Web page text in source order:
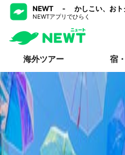
NEWT - かしこい、おト
NEWTアプリでひらく
海外ツアー 宿